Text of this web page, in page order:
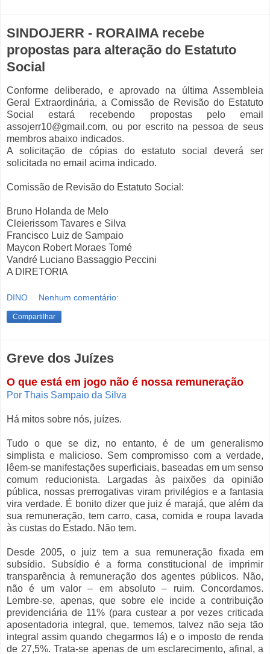
SINDOJERR - RORAIMA recebe
propostas para alteração do Estatuto
Social
Conforme deliberado, e aprovado na última Assembleia
Geral Extraordinária, a Comissão de Revisão do Estatuto
Social estará recebendo propostas pelo email
assojerr10@gmail.com, ou por escrito na pessoa de seus
membros abaixo indicados.
A solicitação de cópias do estatuto social deverá ser
solicitada no email acima indicado.
Comissão de Revisão do Estatuto Social:
Bruno Holanda de Melo
Cleierissom Tavares e Silva
Francisco Luiz de Sampaio
Maycon Robert Moraes Tomé
Vandré Luciano Bassaggio Peccini
A DIRETORIA
DINO Nenhum comentário:
Compartilhar
Greve dos Juízes
O que está em jogo não é nossa remuneração
Por Thais Sampaio da Silva
Há mitos sobre nós, juízes.
Tudo o que se diz, no entanto, é de um generalismo
simplista e malicioso. Sem compromisso com a verdade,
lêem-se manifestações superficiais, baseadas em um senso
comum reducionista. Largadas às paixões da opinião
pública, nossas prerrogativas viram privilégios e a fantasia
vira verdade. É bonito dizer que juiz é marajá, que além da
sua remuneração, tem carro, casa, comida e roupa lavada
às custas do Estado. Não tem.
Desde 2005, o juiz tem a sua remuneração fixada em
subsídio. Subsídio é a forma constitucional de imprimir
transparência à remuneração dos agentes públicos. Não,
não é um valor – em absoluto – ruim. Concordamos.
Lembre-se, apenas, que sobre ele incide a contribuição
previdenciária de 11% (para custear a por vezes criticada
aposentadoria integral, que, tememos, talvez não seja tão
integral assim quando chegarmos lá) e o imposto de renda
de 27,5%. Trata-se apenas de um esclarecimento, afinal, a